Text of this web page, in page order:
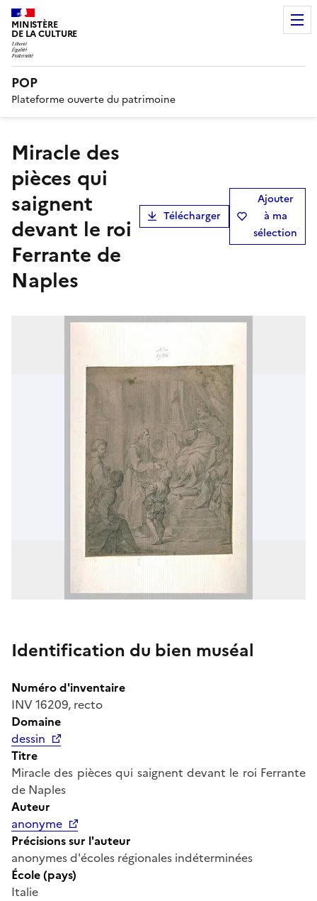
MINISTÈRE
DE LA CULTURE
POP
Plateforme ouverte du patrimoine
Miracle des
pièces qui
saignent
devant le roi
Ferrante de
Naples
Télécharger
Ajouter
à ma
sélection
Identification du bien muséal
Numéro d'inventaire
INV 16209, recto
Domaine
dessin
Titre
Miracle des pièces qui saignent devant le roi Ferrante
de Naples
Auteur
anonyme
Précisions sur l'auteur
anonymes d'écoles régionales indéterminées
École (pays)
Italie